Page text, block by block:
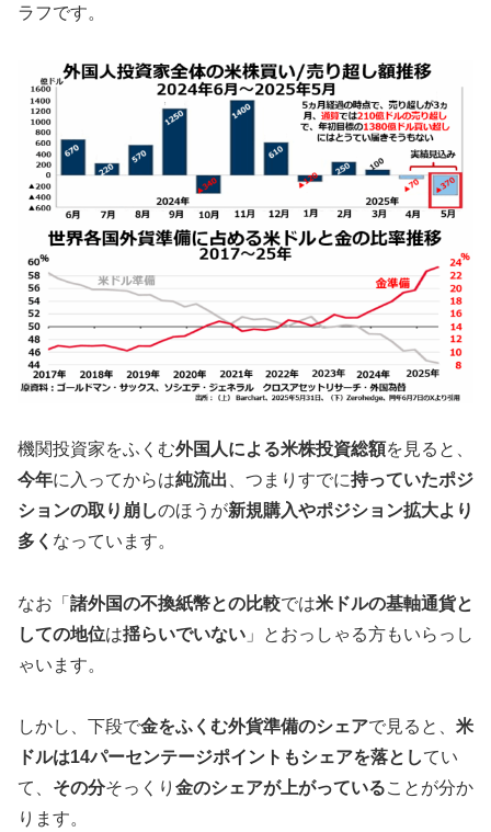
ラフです。
機関投資家をふくむ外国人による米株投資総額を見ると、
今年に入ってからは純流出 、つまりすでに持っていたポジ
ションの取り崩しのほうが新規購入やポジション拡大より
多く なっています。
なお「 諸外国の不換紙幣との比較では米ドルの基軸通貨と
しての地位は揺らいでいない 」とおっしゃる方もいらっし
ゃいます。
しかし、下段で金をふくむ外貨準備のシェアで見ると、 米
ドルは14パーセンテージポイントもシェアを落としてい
て、 その分そっくり 金のシェアが上がっていることが分か
ります。